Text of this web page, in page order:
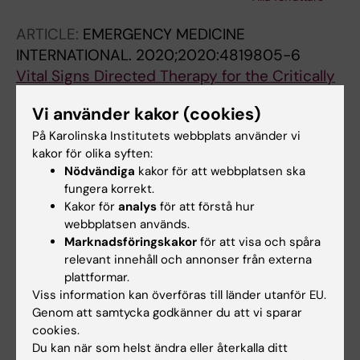
Jirwe M; Baker T
ARTICLE: EMERGENCY MEDICINE
INTERNATIONAL. 2020;2020:4819805-6
Vital Signs Directed Therapy for the Critically
Protocol Two Years after Implementation in an
Intensive Care Unit in Tanzania
Hvarfner A; Blixt J; Schell CO; Castegren M;
Lugazia ER; Mulungu M; Litorp H; Baker T
Alla författare
ARTICLE:CRITICAL CARE. 2018;22(1):284
The global need for essential emergency and
critical care
Schell CO; Warnberg MG; Hvarfner A; Hoog A;
Baker U; Castegren M; Baker T
Alla författare
Alla övriga publikationer
Vi använder kakor (cookies)
På Karolinska Institutets webbplats använder vi
kakor för olika syften:
Nödvändiga kakor för att webbplatsen ska
fungera korrekt.
Kakor för analys för att förstå hur
webbplatsen används.
Marknadsföringskakor för att visa och spåra
relevant innehåll och annonser från externa
plattformar.
Viss information kan överföras till länder utanför EU.
Genom att samtycka godkänner du att vi sparar
cookies.
Du kan när som helst ändra eller återkalla ditt